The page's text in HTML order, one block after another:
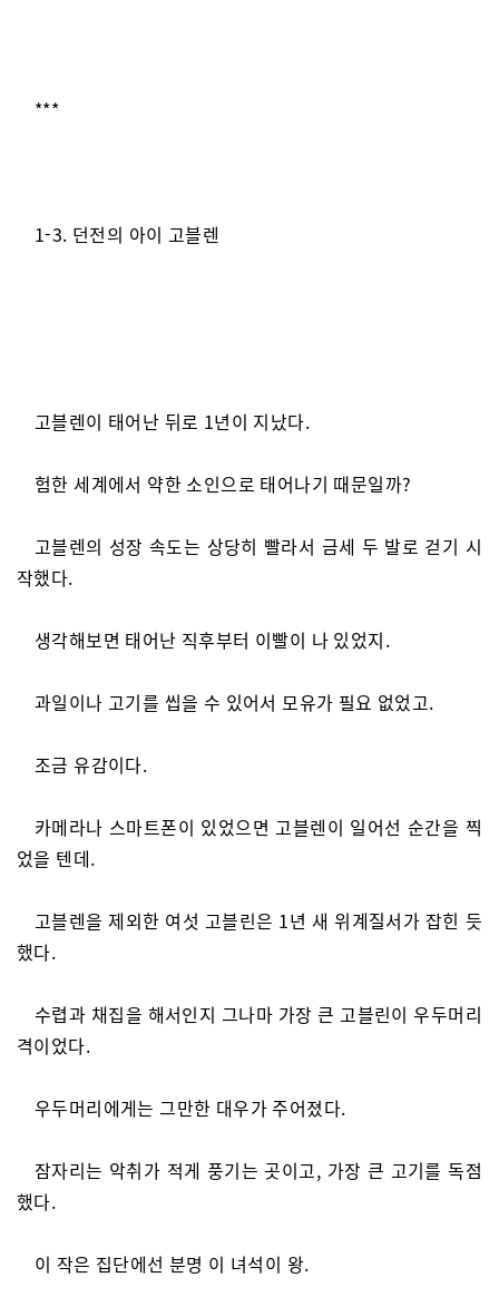
***
1-3. 던전의 아이 고블렌
고블렌이 태어난 뒤로 1년이 지났다.
험한 세계에서 약한 소인으로 태어나기 때문일까?
고블렌의 성장 속도는 상당히 빨라서 금세 두 발로 걷기 시
작했다.
생각해보면 태어난 직후부터 이빨이 나 있었지.
과일이나 고기를 씹을 수 있어서 모유가 필요 없었고.
조금 유감이다.
카메라나 스마트폰이 있었으면 고블렌이 일어선 순간을 찍
었을 텐데.
고블렌을 제외한 여섯 고블린은 1년 새 위계질서가 잡힌 듯
했다.
수렵과 채집을 해서인지 그나마 가장 큰 고블린이 우두머리
격이었다.
우두머리에게는 그만한 대우가 주어졌다.
잠자리는 악취가 적게 풍기는 곳이고, 가장 큰 고기를 독점
했다.
이 작은 집단에선 분명 이 녀석이 왕.